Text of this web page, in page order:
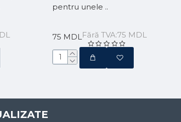
pentru unele ..
75 MDLFără TVA:75 MDL